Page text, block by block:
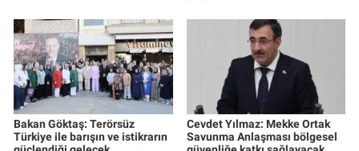
Bakan Göktaş: Terörsüz
Türkiye ile barışın ve istikrarın
Cevdet Yılmaz: Mekke Ortak
Savunma Anlaşması bölgesel